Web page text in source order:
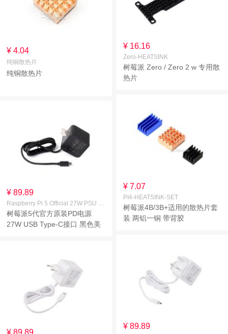
¥ 16.16
Zero-HEATSINK
树莓派 Zero / Zero 2 w 专用散
热片
¥ 4.04
纯铜散热片
纯铜散热片
¥ 7.07
PI4-HEATSINK-SET
树莓派4B/3B+适用的散热片套
装 两铝一铜 带背胶
¥ 89.89
树莓派5代官方原装PD电源
27W USB Type-C接口 黑色美
¥ 89.89